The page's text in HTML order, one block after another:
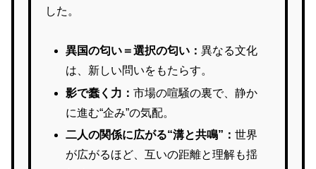
した。
異国の匂い＝選択の匂い：異なる文化
は、新しい問いをもたらす。
影で蠢く力：市場の喧騒の裏で、静か
に進む“企み”の気配。
二人の関係に広がる“溝と共鳴”：世界
が広がるほど、互いの距離と理解も揺